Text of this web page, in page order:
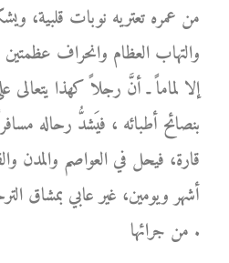
من عمره تعتريه نوبات قلبية،
والتهاب العظام وانحراف
إلا لماماً ـ أنَّ رجلاً كهذا
بنصائح أطبائه ، فيَشدُّ رحاله
قارة، فيحل في العواصم والمدن
أشهر ويومين، غير عابي بمشاق
من جرائها .